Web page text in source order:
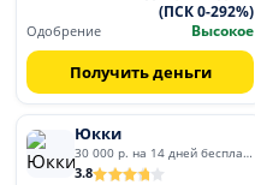
(ПСК 0-292%)
Одобрение Высокое
Получить деньги
Юкки
30 000 р. на 14 дней бесплатно
3.8